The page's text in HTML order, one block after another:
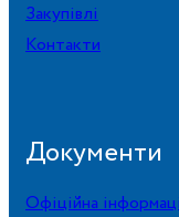
Закупівлі
Контакти
Документи
Офіційна